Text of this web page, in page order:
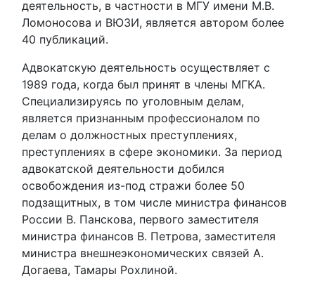
деятельность, в частности в МГУ имени М.В.
Ломоносова и ВЮЗИ, является автором более
40 публикаций.
Адвокатскую деятельность осуществляет с
1989 года, когда был принят в члены МГКА.
Специализируясь по уголовным делам,
является признанным профессионалом по
делам о должностных преступлениях,
преступлениях в сфере экономики. За период
адвокатской деятельности добился
освобождения из-под стражи более 50
подзащитных, в том числе министра финансов
России В. Панскова, первого заместителя
министра финансов В. Петрова, заместителя
министра внешнеэкономических связей А.
Догаева, Тамары Рохлиной.